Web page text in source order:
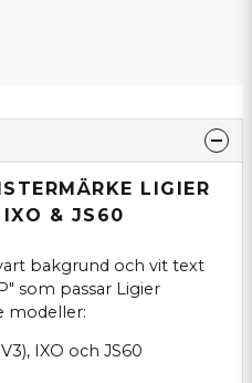
LIGIER
IXO & JS60
bakgrund och vit text
som passar Ligier
modeller:
IXO och JS60